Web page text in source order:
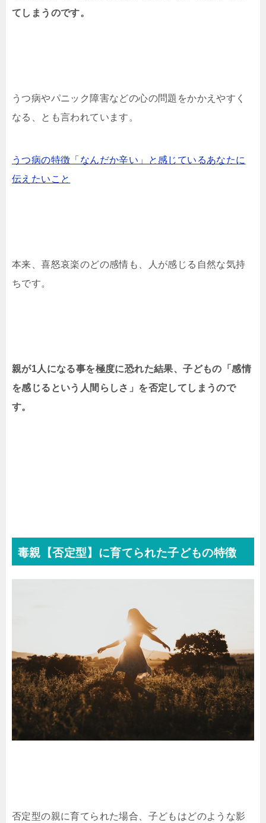
てしまうのです。
うつ病やパニック障害などの心の問題をかかえやすく
なる、とも言われています。
うつ病の特徴「なんだか辛い」と感じているあなたに
伝えたいこと
本来、喜怒哀楽のどの感情も、人が感じる自然な気持
ちです。
親が1人になる事を極度に恐れた結果、子どもの「感情
を感じるという人間らしさ」を否定してしまうので
す。
毒親【否定型】に育てられた子どもの特徴
否定型の親に育てられた場合、子どもはどのような影